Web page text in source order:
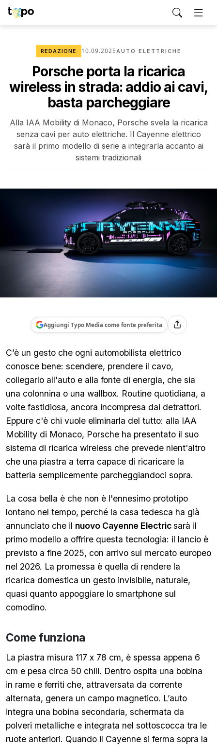
REDAZIONE 10.09.2025AUTO ELETTRICHE
Porsche porta la ricarica
wireless in strada: addio ai cavi,
basta parcheggiare
Alla IAA Mobility di Monaco, Porsche svela la ricarica
senza cavi per auto elettriche. Il Cayenne elettrico
sarà il primo modello di serie a integrarla accanto ai
sistemi tradizionali
Aggiungi Typo Media come fonte preferita
C’è un gesto che ogni automobilista elettrico
conosce bene: scendere, prendere il cavo,
collegarlo all'auto e alla fonte di energia, che sia
una colonnina o una wallbox. Routine quotidiana, a
volte fastidiosa, ancora incompresa dai detrattori.
Eppure c'è chi vuole eliminarla del tutto: alla IAA
Mobility di Monaco, Porsche ha presentato il suo
sistema di ricarica wireless che prevede nient'altro
che una piastra a terra capace di ricaricare la
batteria semplicemente parcheggiandoci sopra.
La cosa bella è che non è l'ennesimo prototipo
lontano nel tempo, perché la casa tedesca ha già
annunciato che il nuovo Cayenne Electricsarà il
primo modello a offrire questa tecnologia: il lancio è
previsto a fine 2025, con arrivo sul mercato europeo
nel 2026. La promessa è quella di rendere la
ricarica domestica un gesto invisibile, naturale,
quasi quanto appoggiare lo smartphone sul
comodino.
Come funziona
La piastra misura 117 x 78 cm, è spessa appena 6
cm e pesa circa 50 chili. Dentro ospita una bobina
in rame e ferriti che, attraversata da corrente
alternata, genera un campo magnetico. L’auto
integra una bobina secondaria, schermata da
polveri metalliche e integrata nel sottoscocca tra le
ruote anteriori. Quando il Cayenne si ferma sopra la